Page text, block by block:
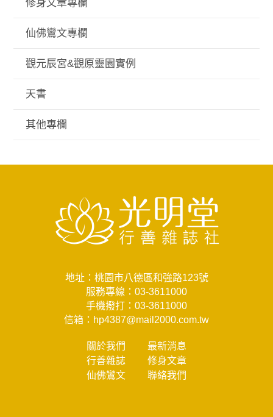
修身文章專欄
仙佛鸞文專欄
觀元辰宮&觀原靈園實例
天書
其他專欄
地址：桃園市八德區和強路123號
服務專線： 03-3611000
手機撥打： 03-3611000
信箱： hp4387@mail2000.com.tw
關於我們
最新消息
行善雜誌
修身文章
仙佛鸞文
聯絡我們